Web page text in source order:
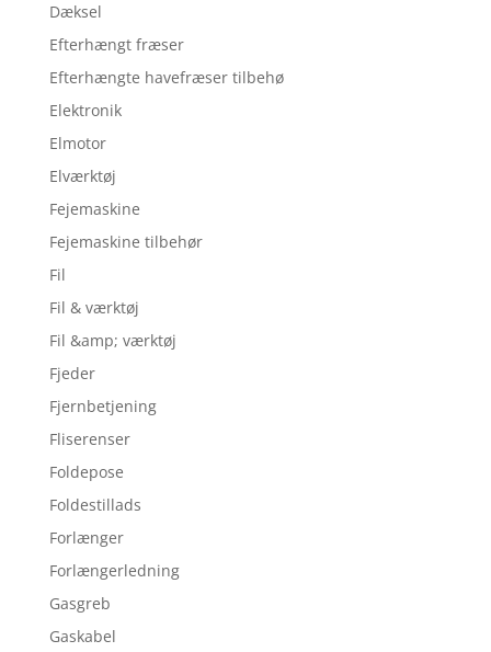
Dæksel
Efterhængt fræser
Efterhængte havefræser tilbehø
Elektronik
Elmotor
Elværktøj
Fejemaskine
Fejemaskine tilbehør
Fil
Fil & værktøj
Fil &amp; værktøj
Fjeder
Fjernbetjening
Fliserenser
Foldepose
Foldestillads
Forlænger
Forlængerledning
Gasgreb
Gaskabel